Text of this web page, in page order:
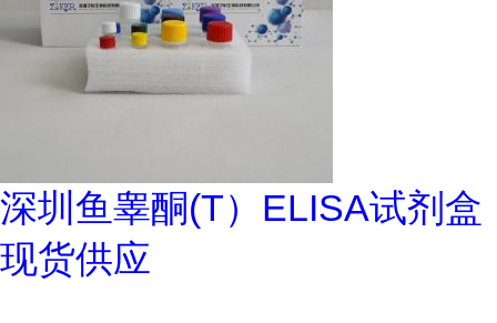
深圳鱼睾酮(T）ELISA试剂盒
现货供应